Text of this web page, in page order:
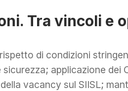
Tra vincoli e
di condizioni
applicazione dei
vacancy sul SIISL;